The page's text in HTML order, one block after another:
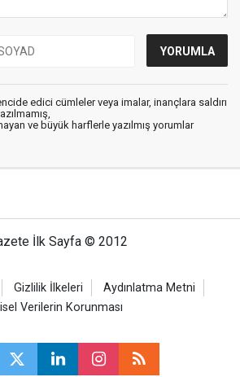
edici cümleler veya imalar, inançlara saldırı
ve büyük harflerle yazılmış yorumlar
İlk Sayfa © 2012
Gizlilik İlkeleri
Aydınlatma Metni
Verilerin Korunması